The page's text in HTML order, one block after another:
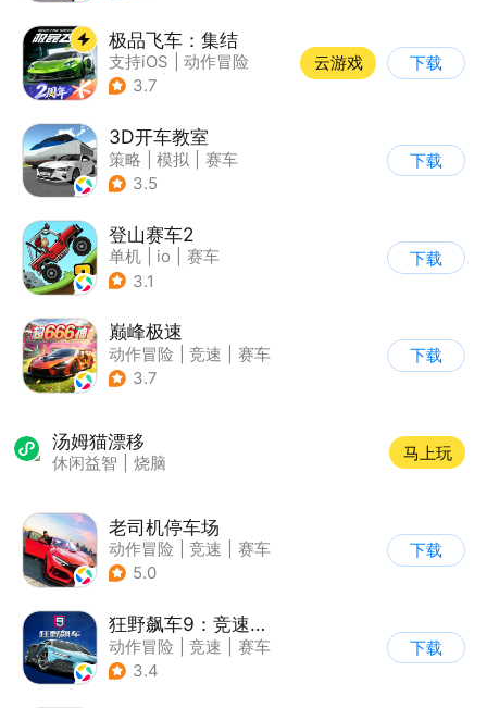
极品飞车：集结
支持iOS
动作冒险
| 竞速
3.7
云游戏 下载
3D开车教室
策略 模拟
赛车
| 写实
3.5
下载
登山赛车2
单机 io
赛车
| 欧美风
3.1
下载
巅峰极速
动作冒险 竞速
赛车
| 漂移
3.7
下载
汤姆猫漂移
休闲益智 烧脑
马上玩
老司机停车场
动作冒险 竞速
赛车
| 写实
5.0
下载
狂野飙车9：竞速传奇
动作冒险 竞速
赛车
| 狂野飙车
3.4
下载